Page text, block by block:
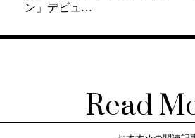
ン」デビュ…
Read